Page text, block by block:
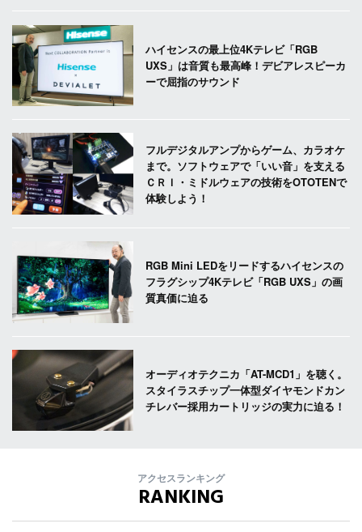
ハイセンスの最上位4Kテレビ「RGB
UXS」は音質も最高峰！デビアレスピーカ
ーで屈指のサウンド
フルデジタルアンプからゲーム、カラオケ
まで。ソフトウェアで「いい音」を支える
ＣＲＩ・ミドルウェアの技術をOTOTENで
体験しよう！
RGB Mini LEDをリードするハイセンスの
フラグシップ4Kテレビ「RGB UXS」の画
質真価に迫る
オーディオテクニカ「AT-MCD1」を聴く。
スタイラスチップ一体型ダイヤモンドカン
チレバー採用カートリッジの実力に迫る！
アクセスランキング
RANKING